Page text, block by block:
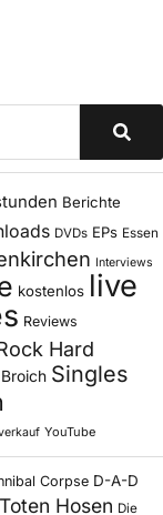
Berichte
DVDs EPs Essen
Interviews
kostenlos live
Reviews
Hard
Singles
YouTube
Corpse D-A-D
Hosen Die